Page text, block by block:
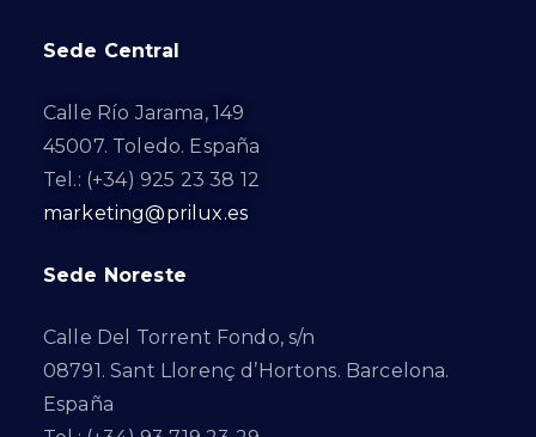
Sede Central
Calle Río Jarama, 149
45007. Toledo. España
Tel.: (+34) 925 23 38 12
marketing@prilux.es
Sede Noreste
Calle Del Torrent Fondo, s/n
08791. Sant Llorenç d’Hortons. Barcelona.
España